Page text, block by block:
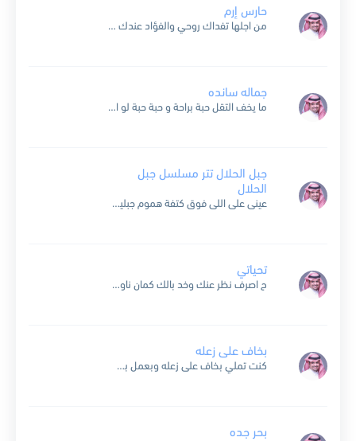
حارس إرم
من اجلها تفداك روحي والفؤاد عندك سكن قلبي وحققت المراض ياحارس ياحارس اروم ي سبحان من حطك من اجلها تفداك روحي من عندك سكن قلبي من اجلها تفداك روحي والفؤاد...
جماله سانده
ما يخف التقل حبة براحة و حبة حبة لو اشوف بس اللي ربى جاب الجمال ده منين ما يخف التقل سنه براحة و سنه سنه لو يطلب بس عينا ياخدها...
جبل الحلال تتر مسلسل جبل
الحلال
عينى على اللى فوق كتفة هموم جبلين عينى على اللى علية العين واللى تلاقيلة قريبين تعابين واتقلبت الاية المزايا عيوب واهى ماشية بالمقلوب ومهما يجرى تملى مش قابلين اكلين فى...
تحياتي
ح اصرف نظر عنك وخد بالك كمان ناوي اني اسيبك وأمشي وابعد من زمان ما اضعفش انا في بعدك وتجرحني عشان دي حكاية ولا تسوى عاوز اشكرك علشان انا اتعلمت...
بخاف على زعله
كنت تملي بخاف على زعله وبعمل بس الليّ بيعجبه علشآن كنت بخآف على قلبيّ بخاف يبعد ويعذبه هو خلآص جاب أخره معايآ الليّ أنا شوفته في حبه كفايه عمل للموضوع...
بحر جده